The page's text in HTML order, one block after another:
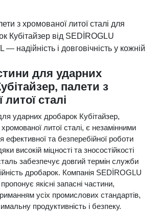
з хромованої литої сталі для
Кубітайзер від SEDİROGLU
— надійність і довговічність у кожній
для ударних
палети з
сталі
ударних дробарок Кубітайзер,
литої сталі, є незамінними
ефективної та безперебійної роботи
високій міцності та зносостійкості
забезпечує довгий термін служби
дробарок. Компанія SEDİROGLU
якісні запасні частини,
усіх промислових стандартів,
продуктивність і безпеку.